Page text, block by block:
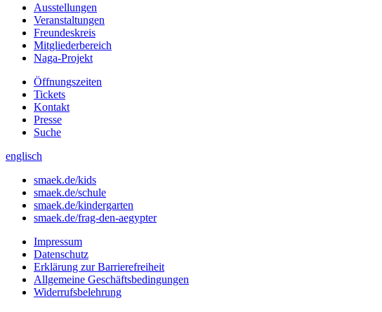
Ausstellungen
Veranstaltungen
Freundeskreis
Mitgliederbereich
Naga-Projekt
Öffnungszeiten
Tickets
Kontakt
Presse
Suche
englisch
smaek.de/kids
smaek.de/schule
smaek.de/kindergarten
smaek.de/frag-den-aegypter
Impressum
Datenschutz
Erklärung zur Barrierefreiheit
Allgemeine Geschäftsbedingungen
Widerrufsbelehrung